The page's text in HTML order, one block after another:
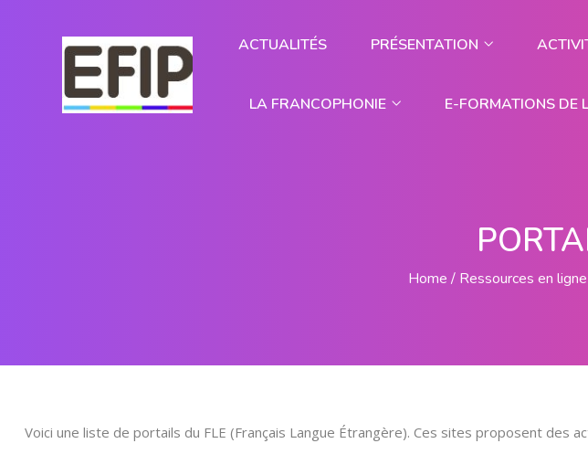
ACTUALITÉS PRÉSENTATION
LA FRANCOPHONIE E-FORMATIONS DE
Home Ressources en ligne
Voici une liste de portails du FLE (Français Langue Étrangère). Ces sites proposent des